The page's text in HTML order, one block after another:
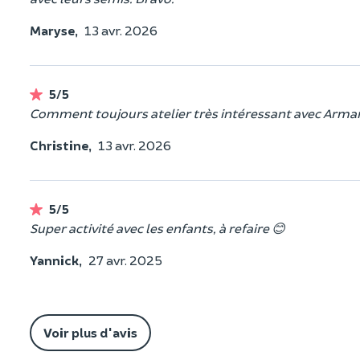
Maryse, 13 avr. 2026
5/5
Comment toujours atelier très intéressant avec
Christine, 13 avr. 2026
5/5
Super activité avec les enfants, à refaire 😊
Yannick, 27 avr. 2025
Voir plus d'avis